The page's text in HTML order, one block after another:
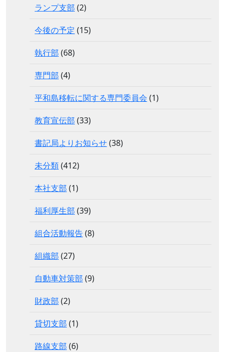
ランプ支部 (2)
今後の予定 (15)
執行部 (68)
専門部 (4)
平和島移転に関する専門委員会 (1)
教育宣伝部 (33)
書記局よりお知らせ(38)
未分類(412)
本社支部 (1)
福利厚生部 (39)
組合活動報告(8)
組織部 (27)
自動車対策部 (9)
財政部 (2)
貸切支部 (1)
路線支部 (6)